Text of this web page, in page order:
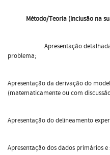
Método/Teoria (inclusão na
Apresentação detalhada do
problema;
Apresentação da derivação do
(matematicamente ou com
Apresentação do delineamento
Apresentação dos dados primários